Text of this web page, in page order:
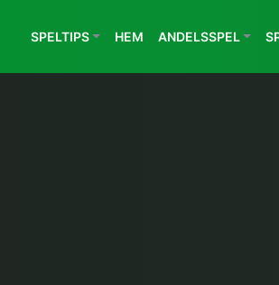
SPELTIPS HEM ANDELSSPEL